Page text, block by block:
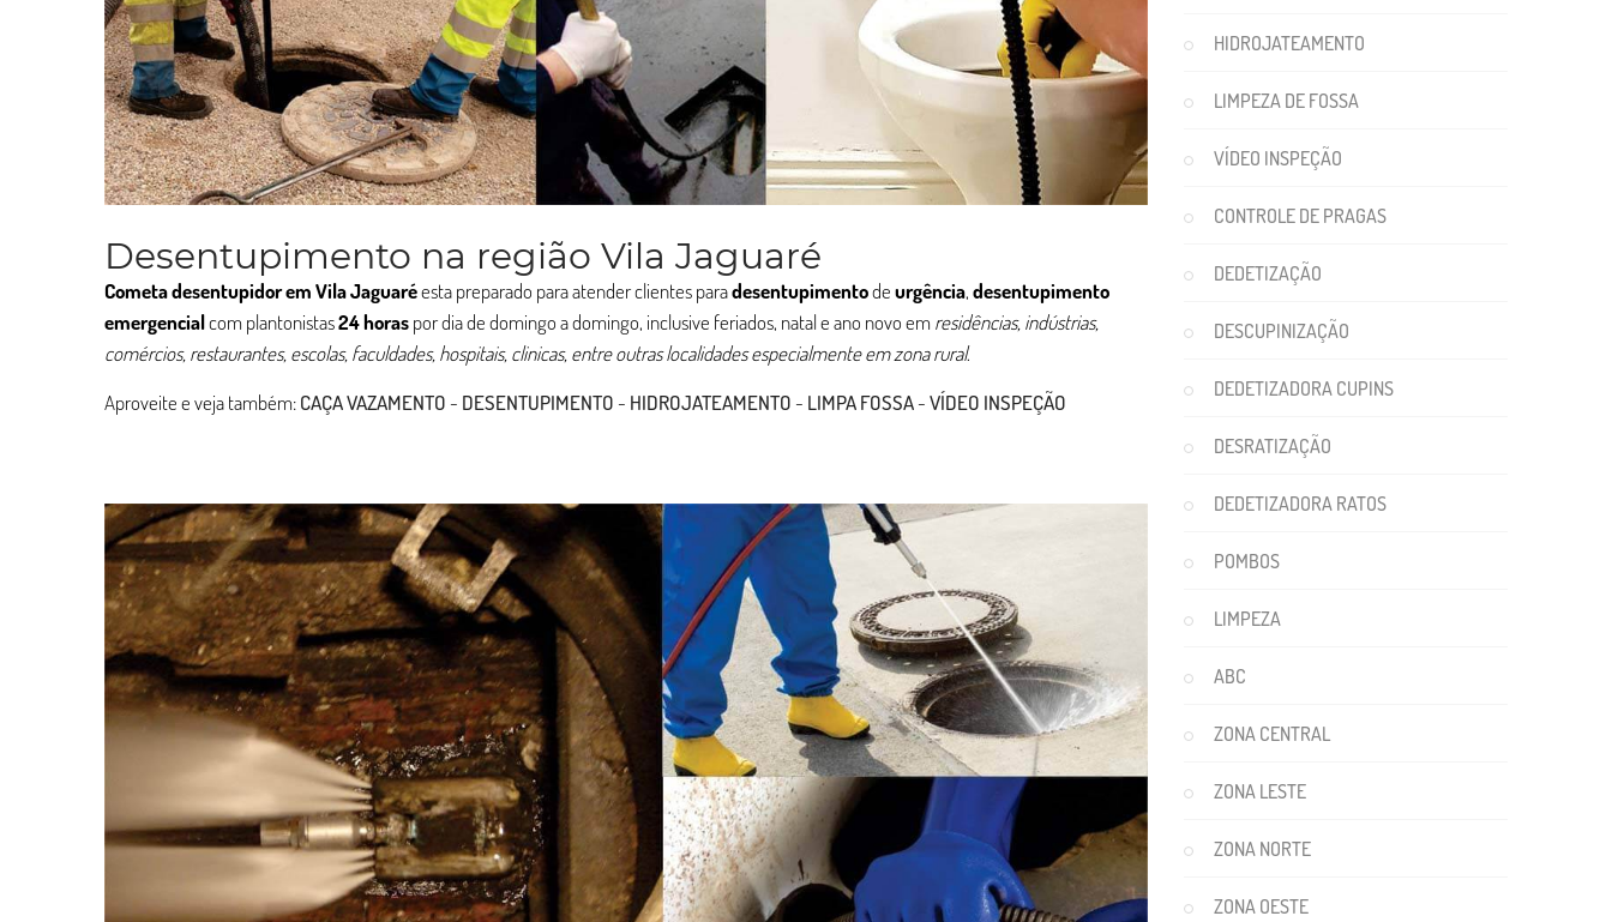
Desentupimento na região Vila Jaguaré
Cometa desentupidor em Vila Jaguaréesta preparado para atender clientes paradesentupimentodeurgência,desentupimento
emergencialcom plantonistas24 horaspor dia de domingo a domingo, inclusive feriados, natal e ano novo emresidências, indústrias,
comércios, restaurantes, escolas, faculdades, hospitais, clinicas, entre outras localidades especialmente em zona rural.
Aproveite e veja também:CAÇA VAZAMENTO - DESENTUPIMENTO - HIDROJATEAMENTO - LIMPA FOSSA-VÍDEO INSPEÇÃO
HIDROJATEAMENTO
LIMPEZA DE FOSSA
VÍDEO INSPEÇÃO
CONTROLE DE PRAGAS
DEDETIZAÇÃO
DESCUPINIZAÇÃO
DEDETIZADORA CUPINS
DESRATIZAÇÃO
DEDETIZADORA RATOS
POMBOS
LIMPEZA
ABC
ZONA CENTRAL
ZONA LESTE
ZONA NORTE
ZONA OESTE